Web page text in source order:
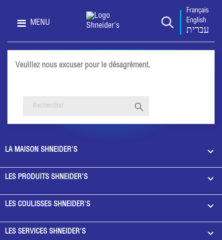
Français
English
עברית
MENU
Veuillez nous excuser pour le désagrément.

LA MAISON SHNEIDER'S 
LES PRODUITS SHNEIDER'S 
LES COULISSES SHNEIDER'S 
LES SERVICES SHNEIDER'S 